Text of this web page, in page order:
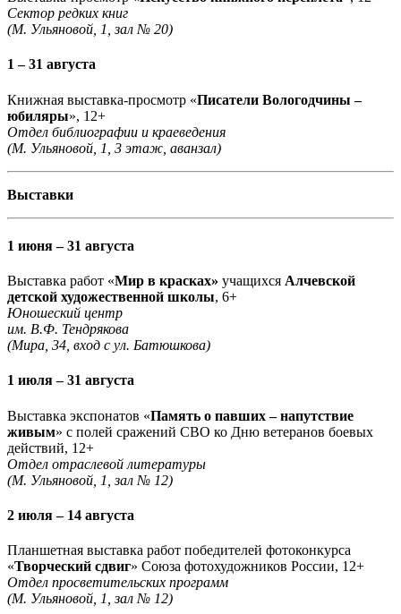
Сектор редких книг
(М. Ульяновой, 1, зал № 20)
1 – 31 августа
Книжная выставка-просмотр «Писатели Вологодчины –
юбиляры», 12+
Отдел библиографии и краеведения
(М. Ульяновой, 1, 3 этаж, аванзал)
Выставки
1 июня – 31 августа
Выставка работ «Мир в красках» учащихся Алчевской
детской художественной школы, 6+
Юношеский центр
им. В.Ф. Тендрякова
(Мира, 34, вход с ул. Батюшкова)
1 июля – 31 августа
Выставка экспонатов «Память о павших – напутствие
живым» с полей сражений СВО ко Дню ветеранов боевых
действий, 12+
Отдел отраслевой литературы
(М. Ульяновой, 1, зал № 12)
2 июля – 14 августа
Планшетная выставка работ победителей фотоконкурса
«Творческий сдвиг» Союза фотохудожников России, 12+
Отдел просветительских программ
(М. Ульяновой, 1, зал № 12)